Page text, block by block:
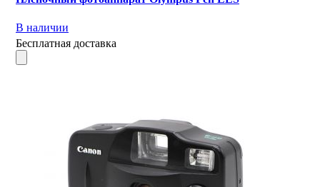
В наличии
Бесплатная доставка